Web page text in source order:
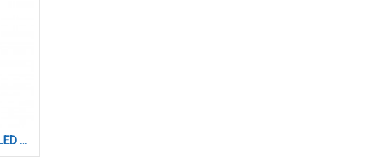
Επιτραπέζιο φωτιστικό LED 7W 3CCT (by touch) σε μαύρο χρώμα D:39cm (3045-BL)